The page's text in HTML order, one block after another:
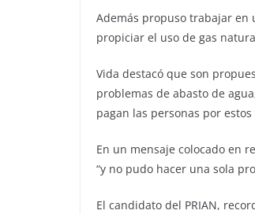
Además propuso trabajar en
propiciar el uso de gas
Vida destacó que son
problemas de abasto de
pagan las personas por estos
En un mensaje colocado en
“y no pudo hacer una sola
El candidato del PRIAN,